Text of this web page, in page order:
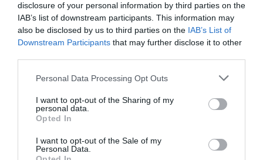
disclosure of your personal information by third parties on the
IAB’s list of downstream participants. This information may
also be disclosed by us to third parties on the IAB’s List of
Downstream Participants that may further disclose it to other
Please note that this website/app uses one or more Google
not limited to your visit or usage behaviour. You may click to
grant or deny consent to Google and its third-party tags to
use your data for below specified purposes in below Google
consent section.
Personal Data Processing Opt Outs
I want to opt-out of the Sharing of my
personal data.
Opted In
I want to opt-out of the Sale of my
Personal Data.
Σχετικά άρθρα:
➤ Ντόρσεϊ: Αναδείχθηκε πιο βελτιωμένος παίκτης στη
Stoiximan GBL
➤ Μπαρτζώκας: «Ο Ολυμπιακός είναι ο καλύτερος
➤ Stoiximan GBL: Αφαίρεση βαθμών σε Ολυμπιακό και
Παναθηναϊκό για τη νέα σεζόν! – Δείτε τις ποινές
➤ «Ο Ολυμπιακός είναι μεγάλη ομάδα…»: Το επικό
blooper στην παρουσίαση Ομπράντοβιτς [vid]